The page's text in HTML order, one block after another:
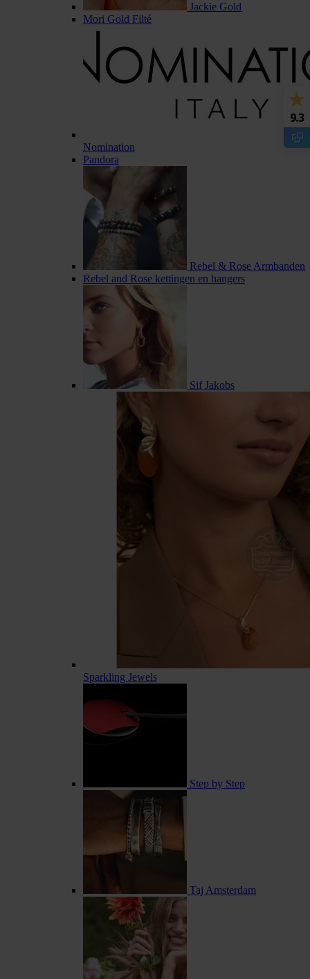
Jackie Gold
Mori Gold Filté
Nomination
Pandora
Rebel & Rose Armbanden
Rebel and Rose kettingen en hangers
Sif Jakobs
Sparkling Jewels
Step by Step
Taj Amsterdam
9.3